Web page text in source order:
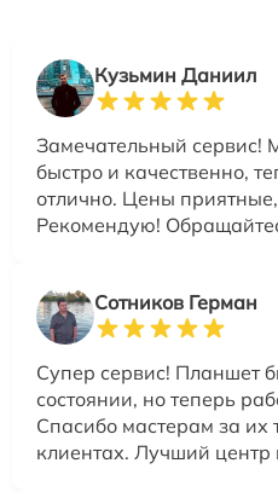
Кузьмин Даниил
Замечательный сервис!
быстро и качественно,
отлично. Цены
Рекомендую!
Сотников Герман
Супер сервис! Планшет
состоянии, но теперь
Спасибо мастерам за их
клиентах. Лучший центр